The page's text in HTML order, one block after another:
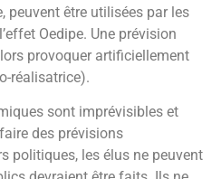
peuvent être utilisées par les
Oedipe. Une prévision
provoquer artificiellement
réalisatrice).
sont imprévisibles et
des prévisions
politiques, les élus ne peuvent